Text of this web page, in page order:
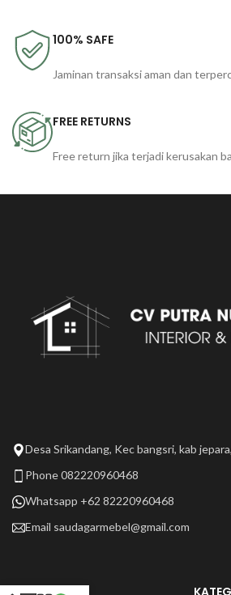
100% SAFE
Jaminan transaksi aman dan
FREE RETURNS
Free return jika terjadi kerusakan
Desa Srikandang, Kec bangsri, kab
Phone 082220960468
Whatsapp +62 82220960468
Email saudagarmebel@gmail.com
LAIN LAIN